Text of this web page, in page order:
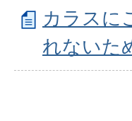
カラスに
れないた